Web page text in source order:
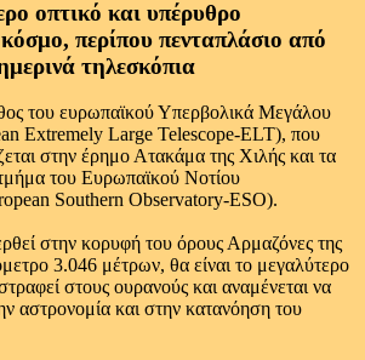
οπτικό και υπέρυθρο
περίπου πενταπλάσιο από
τηλεσκόπια
του ευρωπαϊκού Υπερβολικά Μεγάλου
Extremely Large Telescope-ELT), που
στην έρημο Ατακάμα της Χιλής και τα
του Ευρωπαϊκού Νοτίου
Southern Observatory-ESO).
στην κορυφή του όρους Αρμαζόνες της
3.046 μέτρων, θα είναι το μεγαλύτερο
στους ουρανούς και αναμένεται να
αστρονομία και στην κατανόηση του